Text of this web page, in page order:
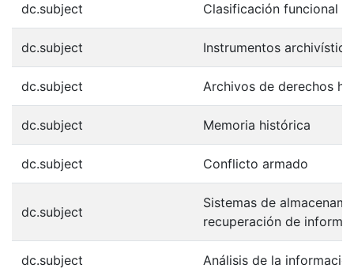
dc.subject Clasificación funcional
dc.subject Instrumentos
dc.subject Archivos de derechos
dc.subject Memoria histórica
dc.subject Conflicto armado
dc.subject
Sistemas de
recuperación de
dc.subject Análisis de la